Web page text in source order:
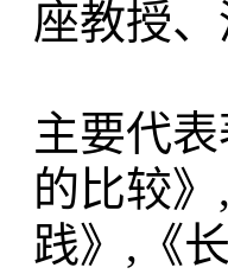
座教授
主要代
的比较
践》,《